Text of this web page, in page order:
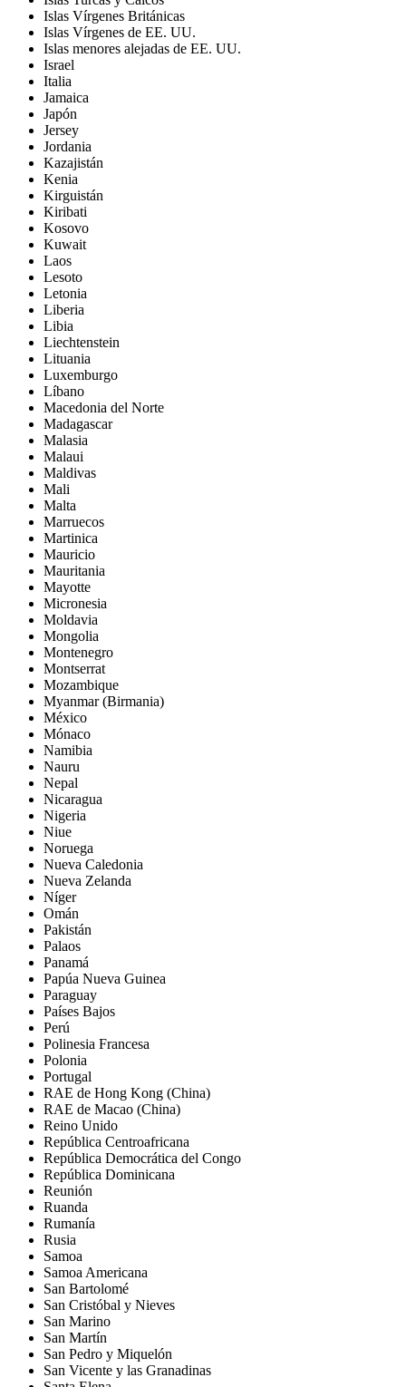
Islas Vírgenes Británicas
Islas Vírgenes de EE. UU.
Islas menores alejadas de EE. UU.
Israel
Italia
Jamaica
Japón
Jersey
Jordania
Kazajistán
Kenia
Kirguistán
Kiribati
Kosovo
Kuwait
Laos
Lesoto
Letonia
Liberia
Libia
Liechtenstein
Lituania
Luxemburgo
Líbano
Macedonia del Norte
Madagascar
Malasia
Malaui
Maldivas
Mali
Malta
Marruecos
Martinica
Mauricio
Mauritania
Mayotte
Micronesia
Moldavia
Mongolia
Montenegro
Montserrat
Mozambique
Myanmar (Birmania)
México
Mónaco
Namibia
Nauru
Nepal
Nicaragua
Nigeria
Niue
Noruega
Nueva Caledonia
Nueva Zelanda
Níger
Omán
Pakistán
Palaos
Panamá
Papúa Nueva Guinea
Paraguay
Países Bajos
Perú
Polinesia Francesa
Polonia
Portugal
RAE de Hong Kong (China)
RAE de Macao (China)
Reino Unido
República Centroafricana
República Democrática del Congo
República Dominicana
Reunión
Ruanda
Rumanía
Rusia
Samoa
Samoa Americana
San Bartolomé
San Cristóbal y Nieves
San Marino
San Martín
San Pedro y Miquelón
San Vicente y las Granadinas